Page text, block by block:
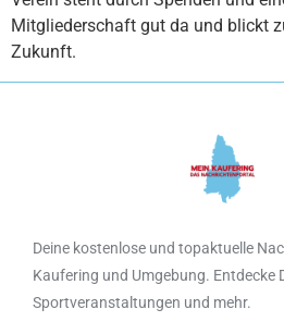
Mitgliederschaft gut da und blickt
Zukunft.
Deine kostenlose und topaktuelle
Kaufering und Umgebung. Entdecke
Sportveranstaltungen und mehr.